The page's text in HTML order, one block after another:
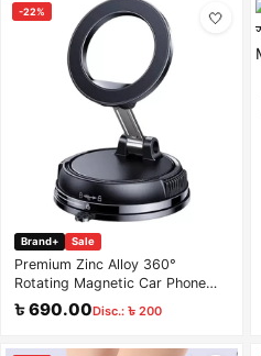
-22% 🤍
Brand+ Sale
Premium Zinc Alloy 360°
Rotating Magnetic Car Phone
Mount – Strong Vacuum Suction
Dashboard & Windshield Holder
৳ 690.00Disc.: ৳ 200